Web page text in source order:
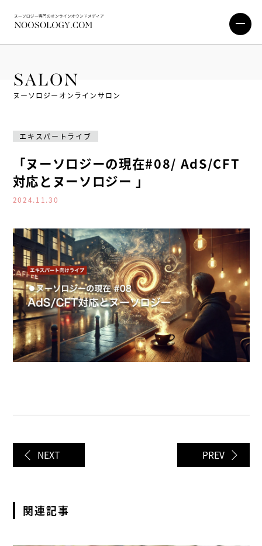
SALON
ヌーソロジーオンラインサロン
エキスパートライブ
「ヌーソロジーの現在#08/ AdS/CFT
対応とヌーソロジー 」
2024.11.30
NEXT PREV
関連記事